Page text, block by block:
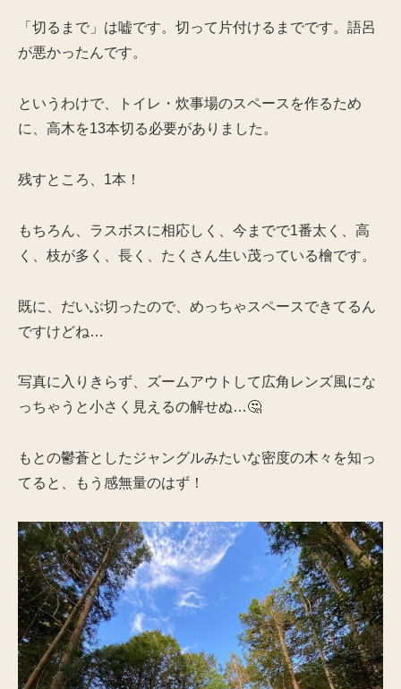
「切るまで」は嘘です。切って片付けるまでです。語呂
が悪かったんです。
というわけで、トイレ・炊事場のスペースを作るため
に、高木を13本切る必要がありました。
残すところ、1本！
もちろん、ラスボスに相応しく、今までで1番太く、高
く、枝が多く、長く、たくさん生い茂っている檜です。
既に、だいぶ切ったので、めっちゃスペースできてるん
ですけどね…
写真に入りきらず、ズームアウトして広角レンズ風にな
っちゃうと小さく見えるの解せぬ…🤔
もとの鬱蒼としたジャングルみたいな密度の木々を知っ
てると、もう感無量のはず！